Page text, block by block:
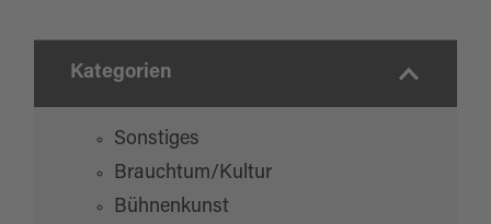
Abends.
Der Einlass beginnt bereits um 19 Uhr.
Kategorien
Sonstiges
Brauchtum/Kultur
Bühnenkunst